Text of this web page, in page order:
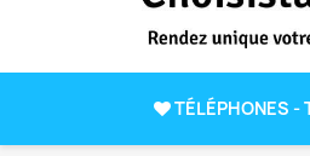
TÉLÉPHONES -